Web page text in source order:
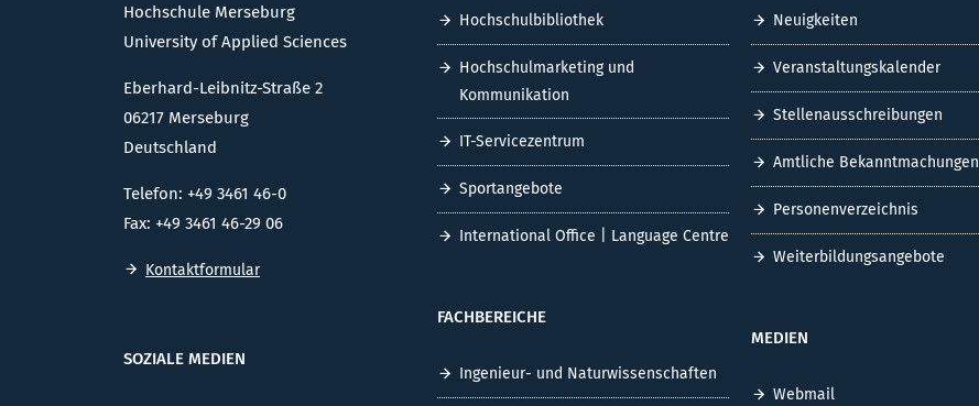
Hochschule Merseburg
University of Applied Sciences
Eberhard-Leibnitz-Straße 2
06217 Merseburg
Deutschland
Telefon: +49 3461 46-0
Fax: +49 3461 46-29 06
Kontaktformular
SOZIALE MEDIEN
Hochschulbibliothek
Hochschulmarketing und
Kommunikation
IT-Servicezentrum
Sportangebote
International Office | Language Centre
FACHBEREICHE
Ingenieur- und Naturwissenschaften
Neuigkeiten
Veranstaltungskalender
Stellenausschreibungen
Amtliche Bekanntmachungen
Personenverzeichnis
Weiterbildungsangebote
MEDIEN
Webmail